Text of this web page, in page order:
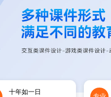
十年如一日